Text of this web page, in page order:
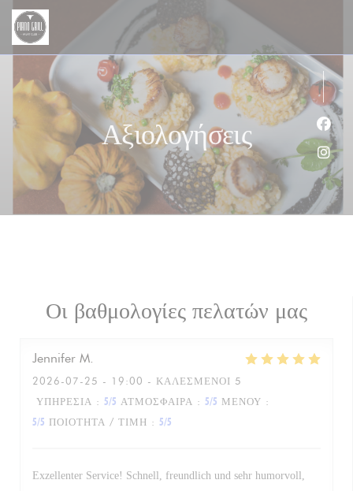
Πίνακας διαχείρισης "Μπισκότων" (Cookies)
Αξιολογήσεις
Οι βαθμολογίες πελατών μας
Jennifer M
2026-07-25 - 19:00 - ΚΑΛΕΣΜΈΝΟΙ 5
ΥΠΗΡΕΣΊΑ : 5/5 ΑΤΜΌΣΦΑΙΡΑ : 5/5 ΜΕΝΟΎ :
5/5 ΠΟΙΌΤΗΤΑ / ΤΙΜΉ : 5/5
Exzellenter Service! Schnell, freundlich und sehr humorvoll,